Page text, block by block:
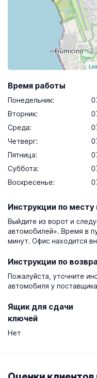
Время работы
Понедельник:
Вторник:
Среда:
Четверг:
Пятница:
Суббота:
Воскресенье:
Инструкции по месту
Выйдите из ворот и
автомобилей». Время в
минут. Офис находится
Инструкции по
Пожалуйста, уточните
автомобиля у
Ящик для сдачи
ключей
Нет